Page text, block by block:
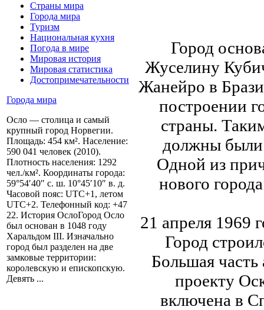
Страны мира
Города мира
Туризм
Национальная кухня
Погода в мире
Мировая история
Мировая статистика
Достопримечательности
Города мира
Осло — столица и самый
крупный город Норвегии.
Площадь: 454 км². Население:
590 041 человек (2010).
Плотность населения: 1292
чел./км². Координаты города:
59°54′40″ с. ш. 10°45′10″ в. д.
Часовой пояс: UTC+1, летом
UTC+2. Телефонный код: +47
22. История ОслоГород Осло
был основан в 1048 году
Харальдом III. Изначально
город был разделен на две
замковые территории:
королевскую и епископскую.
Девять ...
Город
Жуселину
Жанейро в
построении
страны.
должны были
Одной из
нового
21 апреля 1969
Город
Большая
проекту
включена в